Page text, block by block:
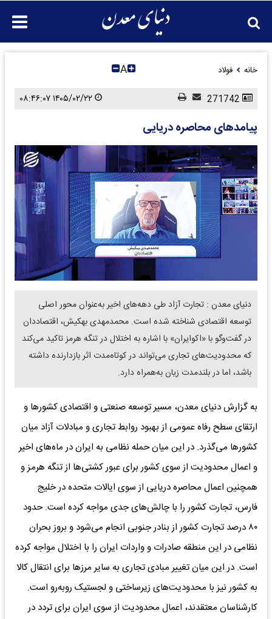
خانه فولاد A
پیامدهای محاصره دریایی
دنیای معدن : تجارت آزاد طی دهه‌های اخیر به‌عنوان محور اصلی
توسعه اقتصادی شناخته شده است. محمدمهدی بهکیش، اقتصاددان
در گفت‌وگو با «اکوایران» با اشاره به اختلال در تنگه هرمز تاکید می‌کند
که محدودیت‌های تجاری می‌تواند در کوتاه‌مدت اثر بازدارنده داشته
باشد، اما در بلندمدت زیان به‌همراه دارد.
به گزارش دنیای معدن، مسیر توسعه صنعتی و اقتصادی کشورها و
ارتقای سطح رفاه عمومی از بهبود روابط تجاری و مبادلات آزاد میان
کشورها می‌گذرد. در این میان حمله نظامی به ایران در ماه‌های اخیر
و اعمال محدودیت از سوی کشور برای عبور کشتی‌ها از تنگه هرمز و
همچنین اعمال محاصره دریایی از سوی ایالات متحده در خلیج
فارس، تجارت کشور را با چالش‌های جدی مواجه کرده است. حدود
۸۰ درصد تجارت کشور از بنادر جنوبی انجام می‌شود و بروز بحران
نظامی در این منطقه صادرات و واردات ایران را با اختلال مواجه کرده
است. در این میان تغییر مبادی تجاری به سایر مرزها برای انتقال کالا
به کشور نیز با محدودیت‌های زیرساختی و لجستیک روبه‌رو است.
کارشناسان معتقدند، اعمال محدودیت از سوی ایران برای تردد در